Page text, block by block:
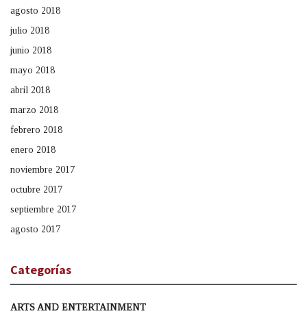
agosto 2018
julio 2018
junio 2018
mayo 2018
abril 2018
marzo 2018
febrero 2018
enero 2018
noviembre 2017
octubre 2017
septiembre 2017
agosto 2017
Categorías
ARTS AND ENTERTAINMENT